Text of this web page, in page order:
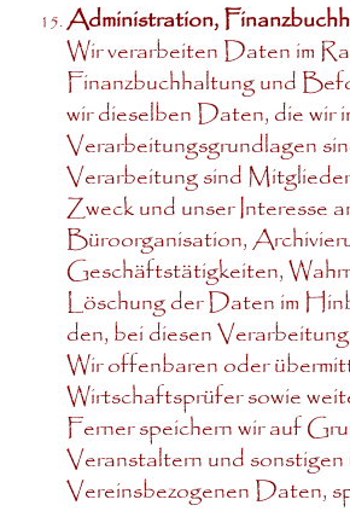
Administration,
Wir verarbeiten Daten im
Finanzbuchhaltung und
wir dieselben Daten, die wir
Verarbeitungsgrundlagen
Verarbeitung sind
Zweck und unser Interesse
Büroorganisation,
Geschäftstätigkeiten,
Löschung der Daten im
den, bei diesen
Wir offenbaren oder
Wirtschaftsprüfer sowie
Ferner speichern wir auf
Veranstaltern und
Vereinsbezogenen Daten,